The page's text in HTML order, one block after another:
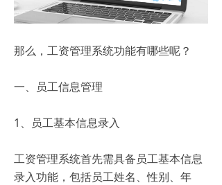
那么，工资管理系统功能有哪些呢？
一、员工信息管理
1、员工基本信息录入
工资管理系统首先需具备员工基本信息
录入功能，包括员工姓名、性别、年